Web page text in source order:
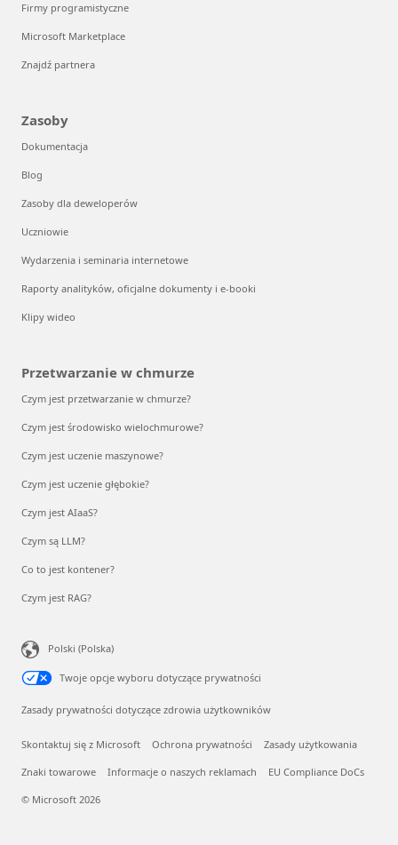
Firmy programistyczne
Microsoft Marketplace
Znajdź partnera
Zasoby
Dokumentacja
Blog
Zasoby dla deweloperów
Uczniowie
Wydarzenia i seminaria internetowe
Raporty analityków, oficjalne dokumenty i e-booki
Klipy wideo
Przetwarzanie w chmurze
Czym jest przetwarzanie w chmurze?
Czym jest środowisko wielochmurowe?
Czym jest uczenie maszynowe?
Czym jest uczenie głębokie?
Czym jest AIaaS?
Czym są LLM?
Co to jest kontener?
Czym jest RAG?
Polski (Polska)
Twoje opcje wyboru dotyczące prywatności
Zasady prywatności dotyczące zdrowia użytkowników
Skontaktuj się z Microsoft Ochrona prywatności Zasady użytkowania
Znaki towarowe Informacje o naszych reklamach EU Compliance DoCs
© Microsoft 2026